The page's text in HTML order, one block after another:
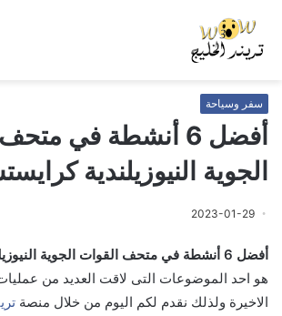
سفر وسياحة
أفضل 6 أنشطة في
الجوية النيوزيلندية
2023-01-29
أفضل 6 أنشطة في متحف القوات الجوية النيوزيلندية كرايستشرش
هو احد الموضوعات التى لاقت العديد من
الاخيرة ولذلك نقدم لكم اليوم من خلال منصة